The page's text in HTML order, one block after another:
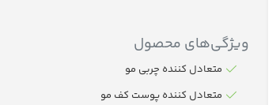
ویژگی‌های محصول
متعادل کننده چربی مو
متعادل کننده پوست کف مو